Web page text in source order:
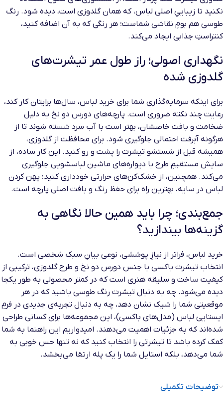
نکنید تا زیباییِ اصلی لباس، که همان گلدوزی است، دیده شود. رنگ
طوسی هم بومِ نقاشی شماست؛ هر رنگی که به آن اضافه کنید،
کنتراستِ جذابی ایجاد می‌کند.
نگهداری اصولی؛ راز طول عمر تیشرت‌های
گلدوزی شده
برای اینکه سرمایه‌گذاری شما برای خرید لباس، سال‌ها برایتان کار کند،
رعایت چند نکته ضروری است. پارچه‌های دورس دو نخ به دلیل
ضخامت و بافت خاصشان، بهتر است با آب سرد شسته شوند تا از
هرگونه آبرفت احتمالی جلوگیری شود. برای محافظت از گلدوزی،
همیشه قبل از شستشو تیشرت را پشت و رو کنید. این کار ساده، از
سایش مستقیمِ طرح با دیواره‌های ماشین لباسشویی جلوگیری
می‌کند. همچنین، از خشک‌کن‌های حرارتی خودداری کنید؛ پهن کردن
لباس در سایه، بهترین راه برای حفظ رنگ و بافت اصلی پارچه است.
جمع‌بندی؛ چرا باید همین حالا نگاهی به
گزینه‌ها بیندازید؟
خرید لباس، فراتر از نیازِ پوششی، نوعی بیانِ سبک شخصی است.
انتخاب تیشرت باکسی با جنس دورس دو نخ و طرح گلدوزی، ترکیبی از
کیفیت ساخت و سلیقه هنری است که در کمتر محصولی به طور یکجا
دیده می‌شود. چه به دنبال تیشرت رنگ طوسی باشید که در هر
موقعیتی شما را شیک نشان دهد، چه به دنبال تجربه‌ی جدیدی در فرمِ
ایستایی لباس (مدل‌های باکسی)، این مجموعه‌ها برای کسانی طراحی
شده‌اند که به جزئیات اهمیت می‌دهند. امیدواریم این راهنما به شما
کمک کرده باشد تا تیشرتی را انتخاب کنید که نه تنها حس خوبی به
شما می‌دهد، بلکه استایل شما را یک پله ارتقا می‌بخشد.
توضیحات تکمیلی